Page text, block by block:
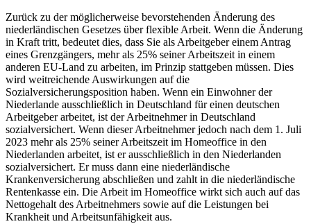
Zurück zu der möglicherweise bevorstehenden Änderung des
niederländischen Gesetzes über flexible Arbeit. Wenn die Änderung
in Kraft tritt, bedeutet dies, dass Sie als Arbeitgeber einem Antrag
eines Grenzgängers, mehr als 25% seiner Arbeitszeit in einem
anderen EU-Land zu arbeiten, im Prinzip stattgeben müssen. Dies
wird weitreichende Auswirkungen auf die
Sozialversicherungsposition haben. Wenn ein Einwohner der
Niederlande ausschließlich in Deutschland für einen deutschen
Arbeitgeber arbeitet, ist der Arbeitnehmer in Deutschland
sozialversichert. Wenn dieser Arbeitnehmer jedoch nach dem 1. Juli
2023 mehr als 25% seiner Arbeitszeit im Homeoffice in den
Niederlanden arbeitet, ist er ausschließlich in den Niederlanden
sozialversichert. Er muss dann eine niederländische
Krankenversicherung abschließen und zahlt in die niederländische
Rentenkasse ein. Die Arbeit im Homeoffice wirkt sich auch auf das
Nettogehalt des Arbeitnehmers sowie auf die Leistungen bei
Krankheit und Arbeitsunfähigkeit aus.